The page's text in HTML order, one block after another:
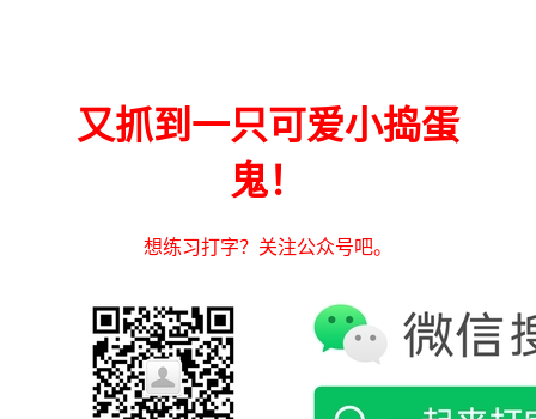
又抓到一只可爱小捣蛋
鬼！
想练习打字？关注公众号吧。